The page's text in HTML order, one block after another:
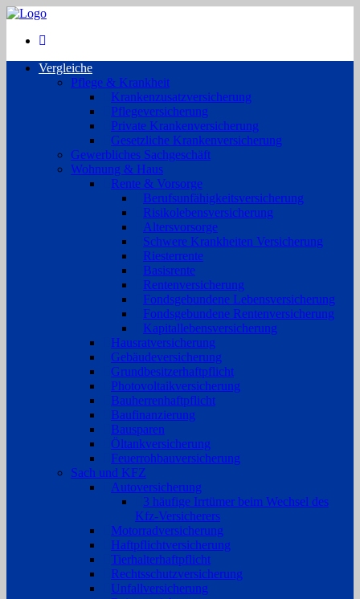
Vergleiche
Pflege & Krankheit
Krankenzusatzversicherung
Pflegeversicherung
Private Krankenversicherung
Gesetzliche Krankenversicherung
Gewerbliches Sachgeschäft
Wohnung & Haus
Rente & Vorsorge
Berufs­unfähigkeitsversicherung
Risikolebensversicherung
Altersvorsorge
Schwere Krankheiten Versicherung
Riesterrente
Basisrente
Rentenversicherung
Fondsgebundene Lebensversicherung
Fondsgebundene Rentenversicherung
Kapitallebensversicherung
Hausratversicherung
Gebäudeversicherung
Grundbesitzerhaftpflicht
Photovoltaikversicherung
Bauherrenhaftpflicht
Baufinanzierung
Bausparen
Öltankversicherung
Feuerrohbauversicherung
Sach und KFZ
Autoversicherung
3 häufige Irrtümer beim Wechsel des
Kfz-Versicherers
Motorradversicherung
Haftpflichtversicherung
Tierhalterhaftpflicht
Rechtsschutzversicherung
Unfallversicherung